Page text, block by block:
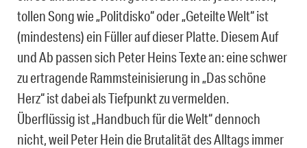
tollen Song wie „Politdisko“ oder „Geteilte Welt“ ist
(mindestens) ein Füller auf dieser Platte. Diesem Auf
und Ab passen sich Peter Heins Texte an: eine schwer
zu ertragende Rammsteinisierung in „Das schöne
Herz“ ist dabei als Tiefpunkt zu vermelden.
Überflüssig ist „Handbuch für die Welt“ dennoch
nicht, weil Peter Hein die Brutalität des Alltags immer